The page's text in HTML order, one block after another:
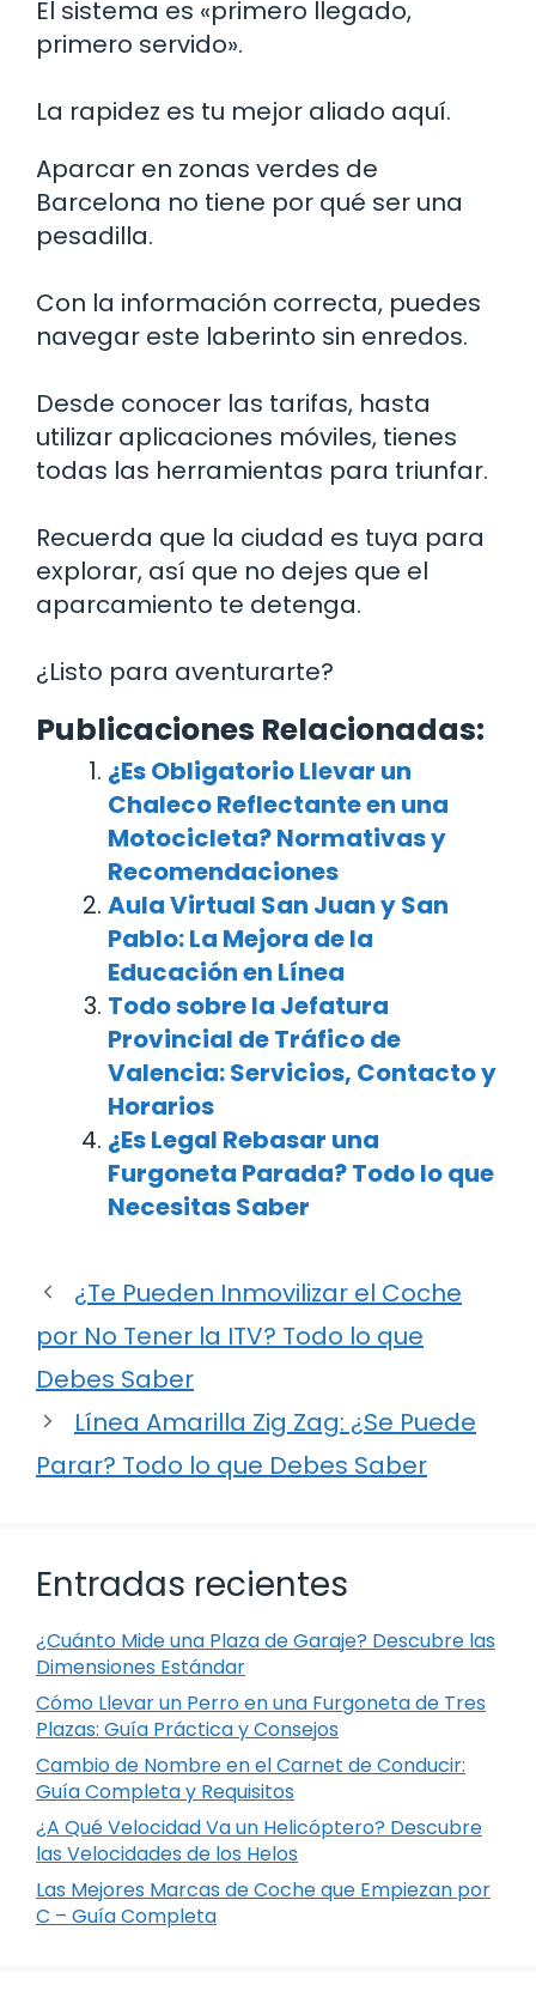
El sistema es «primero llegado,
primero servido».
La rapidez es tu mejor aliado aquí.
Aparcar en zonas verdes de
Barcelona no tiene por qué ser una
pesadilla.
Con la información correcta, puedes
navegar este laberinto sin enredos.
Desde conocer las tarifas, hasta
utilizar aplicaciones móviles, tienes
todas las herramientas para triunfar.
Recuerda que la ciudad es tuya para
explorar, así que no dejes que el
aparcamiento te detenga.
¿Listo para aventurarte?
Publicaciones Relacionadas:
¿Es Obligatorio Llevar un
Chaleco Reflectante en una
Motocicleta? Normativas y
Recomendaciones
Aula Virtual San Juan y San
Pablo: La Mejora de la
Educación en Línea
Todo sobre la Jefatura
Provincial de Tráfico de
Valencia: Servicios, Contacto y
Horarios
¿Es Legal Rebasar una
Furgoneta Parada? Todo lo que
Necesitas Saber
¿Te Pueden Inmovilizar el Coche
por No Tener la ITV? Todo lo que
Debes Saber
Línea Amarilla Zig Zag: ¿Se Puede
Parar? Todo lo que Debes Saber
Entradas recientes
¿Cuánto Mide una Plaza de Garaje? Descubre las
Dimensiones Estándar
Cómo Llevar un Perro en una Furgoneta de Tres
Plazas: Guía Práctica y Consejos
Cambio de Nombre en el Carnet de Conducir:
Guía Completa y Requisitos
¿A Qué Velocidad Va un Helicóptero? Descubre
las Velocidades de los Helos
Las Mejores Marcas de Coche que Empiezan por
C – Guía Completa